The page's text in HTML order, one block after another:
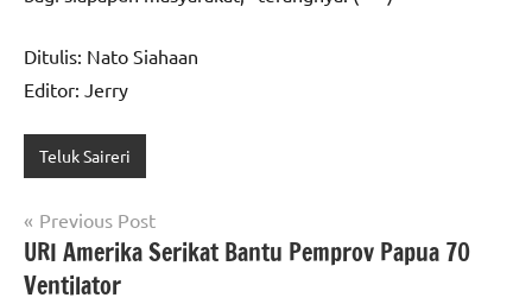
Ditulis: Nato Siahaan
Editor: Jerry
Teluk Saireri
Navigasi
pos
Previous Post
URI Amerika Serikat Bantu Pemprov Papua 70
Ventilator